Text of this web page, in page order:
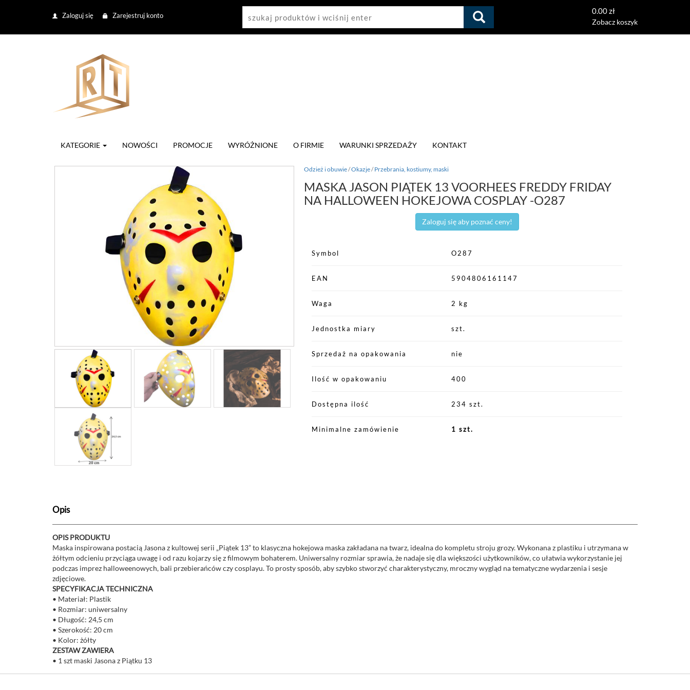
Zaloguj się Zarejestruj konto 0.00 zł
Zobacz koszyk
KATEGORIE NOWOŚCI PROMOCJE WYRÓŻNIONE O FIRMIE WARUNKI SPRZEDAŻY KONTAKT
Odzież i obuwie/Okazje/Przebrania, kostiumy, maski
MASKA JASON PIĄTEK 13 VOORHEES FREDDY FRIDAY
NA HALLOWEEN HOKEJOWA COSPLAY -O287
Zaloguj się aby poznać ceny!
Symbol O287
EAN 5904806161147
Waga 2 kg
Jednostka miary szt.
Sprzedaż na opakowania nie
Ilość w opakowaniu 400
Dostępna ilość 234 szt.
Minimalne zamówienie 1 szt.
Opis
OPIS PRODUKTU
Maska inspirowana postacią Jasona z kultowej serii „Piątek 13” to klasyczna hokejowa maska zakładana na twarz, idealna do kompletu stroju grozy. Wykonana z plastiku i utrzymana w
żółtym odcieniu przyciąga uwagę i od razu kojarzy się z filmowym bohaterem. Uniwersalny rozmiar sprawia, że nadaje się dla większości użytkowników, co ułatwia wykorzystanie jej
podczas imprez halloweenowych, bali przebierańców czy cosplayu. To prosty sposób, aby szybko stworzyć charakterystyczny, mroczny wygląd na tematyczne wydarzenia i sesje
zdjęciowe.
SPECYFIKACJA TECHNICZNA
• Materiał: Plastik
• Rozmiar: uniwersalny
• Długość: 24,5 cm
• Szerokość: 20 cm
• Kolor: żółty
ZESTAW ZAWIERA
• 1 szt maski Jasona z Piątku 13